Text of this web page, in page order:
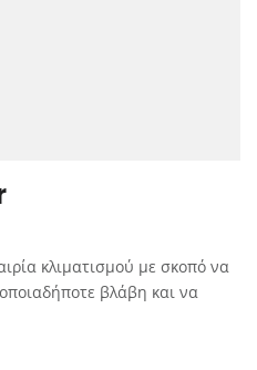
κλιματισμού με σκοπό να
βλάβη και να